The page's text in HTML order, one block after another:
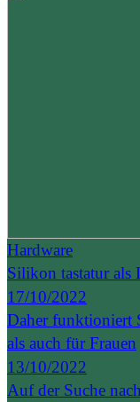
Hardware
Silikon tastatur als
17/10/2022
Daher funktioniert
als auch für Frauen
13/10/2022
Auf der Suche